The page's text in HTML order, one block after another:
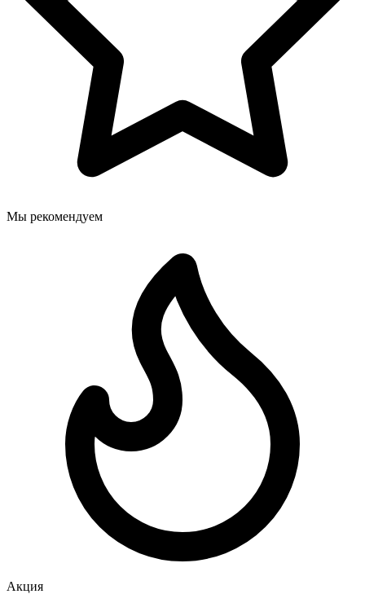
Мы рекомендуем
Акция